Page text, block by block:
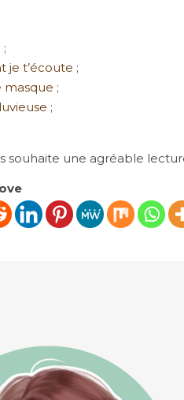
;
je t’écoute ;
masque ;
;
souhaite une agréable